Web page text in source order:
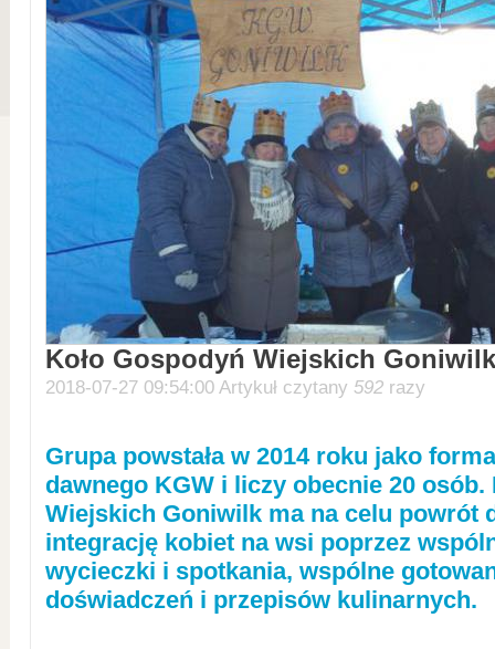
Koło Gospodyń Wiejskich
2018-07-27 09:54:00 Artykuł czytany 592 razy
Grupa powstała w 2014 roku jako
dawnego KGW i liczy obecnie 20 osób.
Wiejskich Goniwilk ma na celu powrót
integrację kobiet na wsi poprzez
wycieczki i spotkania, wspólne
doświadczeń i przepisów kulinarnych.